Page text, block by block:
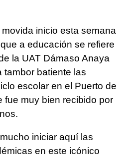
inicio esta semana
a educación se refiere
la UAT Dámaso Anaya
tambor batiente las
escolar en el Puerto de
fue muy bien recibido por
iniciar aquí las
en este icónico